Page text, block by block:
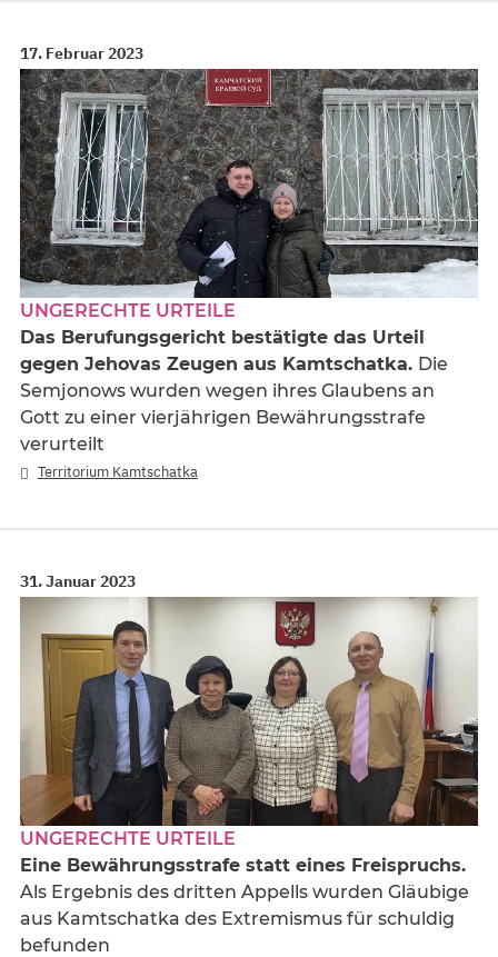
17. Februar 2023
UNGERECHTE URTEILE
Das Berufungsgericht bestätigte das Urteil
gegen Jehovas Zeugen aus Kamtschatka. Die
Semjonows wurden wegen ihres Glaubens an
Gott zu einer vierjährigen Bewährungsstrafe
verurteilt
Territorium Kamtschatka
31. Januar 2023
UNGERECHTE URTEILE
Eine Bewährungsstrafe statt eines Freispruchs.
Als Ergebnis des dritten Appells wurden Gläubige
aus Kamtschatka des Extremismus für schuldig
befunden